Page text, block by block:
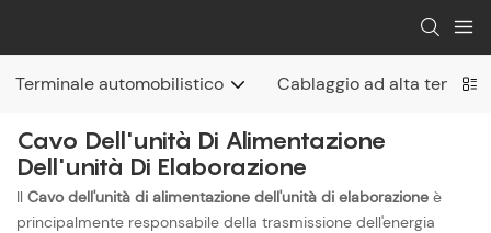
Terminale automobilistico Cablaggio ad alta
Cavo Dell'unità Di Alimentazione
Dell'unità Di Elaborazione
Il Cavo dell'unità di alimentazione dell'unità di elaborazione è
principalmente responsabile della trasmissione dell'energia